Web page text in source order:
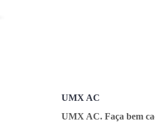
UMX AC
UMX AC. Faça bem